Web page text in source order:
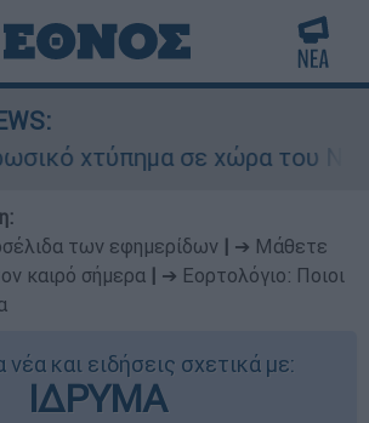
σε χώρα του ΝΑΤΟ - Τα
των εφημερίδων
➔ Μάθετε
καιρό σήμερα
➔ Εορτολόγιο: Ποιοι
νέα και ειδήσεις σχετικά με:
ΙΔΡΥΜΑ